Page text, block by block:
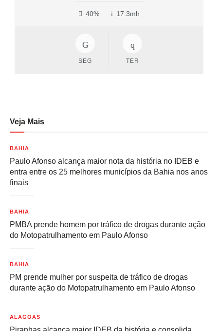
40% 17.3mh
SEG TER
Veja Mais
BAHIA
Paulo Afonso alcança maior nota da história no IDEB e
entra entre os 25 melhores municípios da Bahia nos anos
finais
BAHIA
PMBA prende homem por tráfico de drogas durante ação
do Motopatrulhamento em Paulo Afonso
BAHIA
PM prende mulher por suspeita de tráfico de drogas
durante ação do Motopatrulhamento em Paulo Afonso
ALAGOAS